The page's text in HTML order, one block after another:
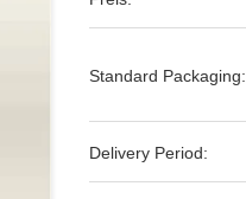
Standard Packaging:
Delivery Period: